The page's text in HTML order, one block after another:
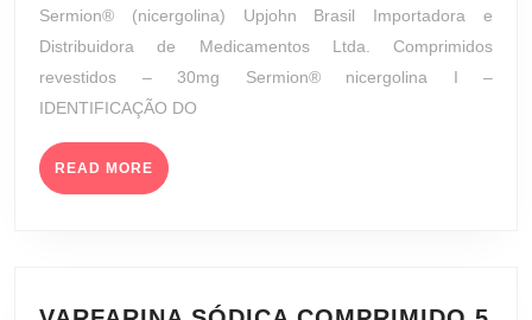
(UPJOHN
BRASIL
IMPORTADORA
2023
Sermion® (nicergolina) Upjohn Brasil Importadora e
Distribuidora de Medicamentos Ltda. Comprimidos
revestidos – 30mg Sermion® nicergolina I –
IDENTIFICAÇÃO DO
READ MORE READ
MORE